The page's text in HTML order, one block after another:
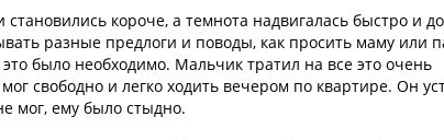
короче, а темнота надвигалась быстро и
разные предлоги и поводы, как просить маму или
было необходимо. Мальчик тратил на все это очень
свободно и легко ходить вечером по квартире. Он
мог, ему было стыдно.